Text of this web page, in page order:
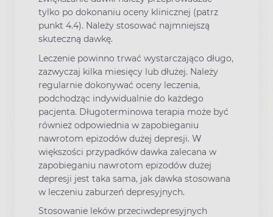
tylko po dokonaniu oceny klinicznej (patrz
punkt 4.4). Należy stosować najmniejszą
skuteczną dawkę.
Leczenie powinno trwać wystarczająco długo,
zazwyczaj kilka miesięcy lub dłużej. Należy
regularnie dokonywać oceny leczenia,
podchodząc indywidualnie do każdego
pacjenta. Długoterminowa terapia może być
również odpowiednia w zapobieganiu
nawrotom epizodów dużej depresji. W
większości przypadków dawka zalecana w
zapobieganiu nawrotom epizodów dużej
depresji jest taka sama, jak dawka stosowana
w leczeniu zaburzeń depresyjnych.
Stosowanie leków przeciwdepresyjnych